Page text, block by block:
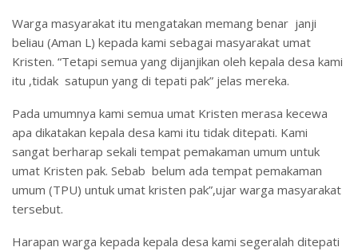
Warga masyarakat itu mengatakan memang benar janji
beliau (Aman L) kepada kami sebagai masyarakat umat
Kristen. “Tetapi semua yang dijanjikan oleh kepala desa kami
itu ,tidak satupun yang di tepati pak” jelas mereka.
Pada umumnya kami semua umat Kristen merasa kecewa
apa dikatakan kepala desa kami itu tidak ditepati. Kami
sangat berharap sekali tempat pemakaman umum untuk
umat Kristen pak. Sebab belum ada tempat pemakaman
umum (TPU) untuk umat kristen pak”,ujar warga masyarakat
tersebut.
Harapan warga kepada kepala desa kami segeralah ditepati